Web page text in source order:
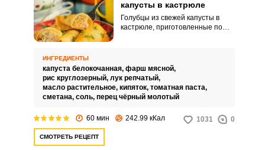
капусты в кастрюле
Голубцы из свежей капусты в
кастрюле, приготовленные по
по-разному. Однако рекомендуем
вам обратить внимание на этот
рецепт, ибо он простой и
быстрый, а голубцы получаются
вкусными и ароматными.
ИНГРЕДИЕНТЫ
капуста белокочанная, фарш мясной,
рис круглозерный, лук репчатый,
масло растительное, кипяток, томатная паста,
сметана, соль, перец чёрный молотый
60 мин 242.99 кКал 1031 0
СМОТРЕТЬ РЕЦЕПТ